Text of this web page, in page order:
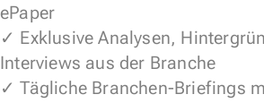
ePaper
✓ Exklusive Analysen,
Interviews aus der Branche
✓ Tägliche Branchen-Briefings